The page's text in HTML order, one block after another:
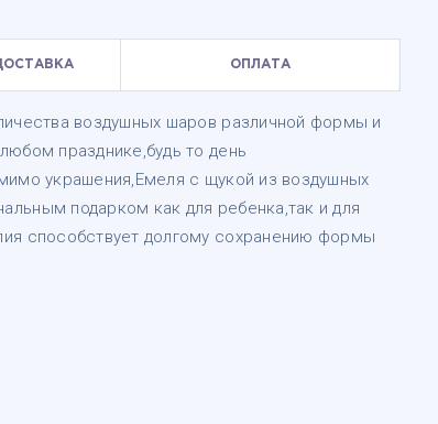
ОПЛАТА
воздушных шаров различной формы и
празднике,будь то день
украшения,Емеля с щукой из воздушных
подарком как для ребенка,так и для
способствует долгому сохранению формы